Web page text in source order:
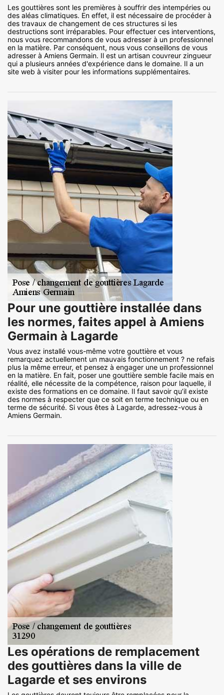
Les gouttières sont les premières à souffrir des intempéries ou
des aléas climatiques. En effet, il est nécessaire de procéder à
des travaux de changement de ces structures si les
destructions sont irréparables. Pour effectuer ces interventions,
nous vous recommandons de vous adresser à un professionnel
en la matière. Par conséquent, nous vous conseillons de vous
adresser à Amiens Germain. Il est un artisan couvreur zingueur
qui a plusieurs années d'expérience dans le domaine. Il a un
site web à visiter pour les informations supplémentaires.
Pour une gouttière installée dans
les normes, faites appel à Amiens
Germain à Lagarde
Vous avez installé vous-même votre gouttière et vous
remarquez actuellement un mauvais fonctionnement ? ne refais
plus la même erreur, et pensez à engager une un professionnel
en la matière. En fait, poser une gouttière semble facile mais en
réalité, elle nécessite de la compétence, raison pour laquelle, il
existe des formations en ce domaine. Il faut savoir qu’il existe
des normes à respecter que ce soit en terme technique ou en
terme de sécurité. Si vous êtes à Lagarde, adressez-vous à
Amiens Germain.
Les opérations de remplacement
des gouttières dans la ville de
Lagarde et ses environs